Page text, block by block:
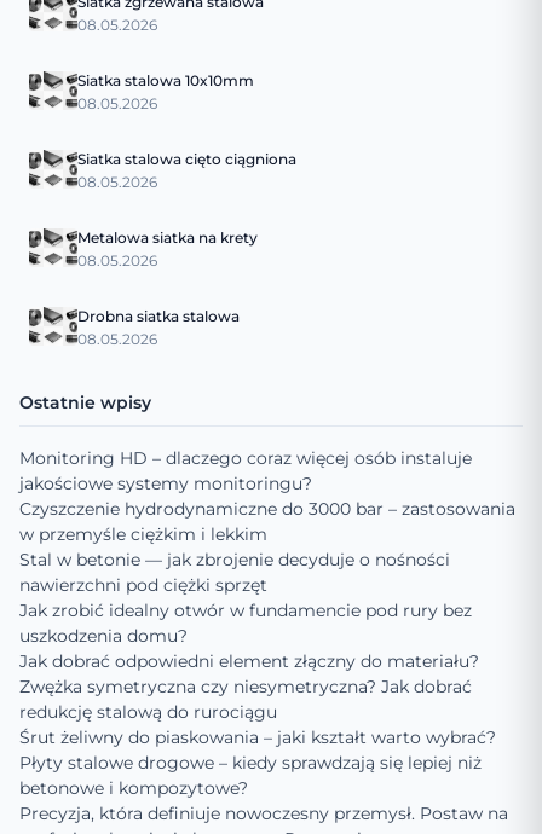
08.05.2026
Siatka stalowa 10x10mm
08.05.2026
Siatka stalowa cięto ciągniona
08.05.2026
Metalowa siatka na krety
08.05.2026
Drobna siatka stalowa
08.05.2026
Ostatnie wpisy
Monitoring HD – dlaczego coraz więcej osób instaluje
jakościowe systemy monitoringu?
Czyszczenie hydrodynamiczne do 3000 bar – zastosowania
w przemyśle ciężkim i lekkim
Stal w betonie — jak zbrojenie decyduje o nośności
nawierzchni pod ciężki sprzęt
Jak zrobić idealny otwór w fundamencie pod rury bez
uszkodzenia domu?
Jak dobrać odpowiedni element złączny do materiału?
Zwężka symetryczna czy niesymetryczna? Jak dobrać
redukcję stalową do rurociągu
Śrut żeliwny do piaskowania – jaki kształt warto wybrać?
Płyty stalowe drogowe – kiedy sprawdzają się lepiej niż
betonowe i kompozytowe?
Precyzja, która definiuje nowoczesny przemysł. Postaw na